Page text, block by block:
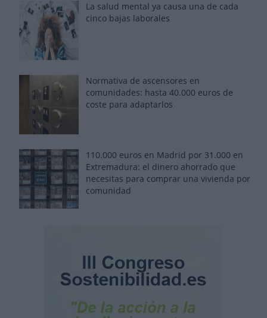
La salud mental ya causa una de cada
cinco bajas laborales
Normativa de ascensores en
comunidades: hasta 40.000 euros de
coste para adaptarlos
110.000 euros en Madrid por 31.000 en
Extremadura: el dinero ahorrado que
necesitas para comprar una vivienda por
comunidad